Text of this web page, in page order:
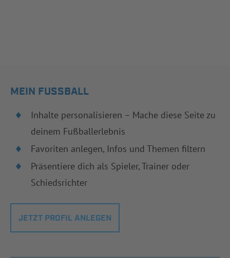
MEIN FUSSBALL
Inhalte personalisieren – Mache diese Seite zu
deinem Fußballerlebnis
Favoriten anlegen, Infos und Themen filtern
Präsentiere dich als Spieler, Trainer oder
Schiedsrichter
JETZT PROFIL ANLEGEN